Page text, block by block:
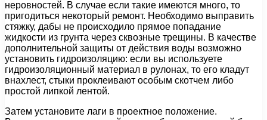
неровностей. В случае если такие имеются много, то
пригодиться некоторый ремонт. Необходимо выправить
стяжку, дабы не происходило прямое попадание
жидкости из грунта через сквозные трещины. В качестве
дополнительной защиты от действия воды возможно
установить гидроизоляцию: если вы используете
гидроизоляционный материал в рулонах, то его кладут
внахлест, стыки проклеивают особым скотчем либо
простой липкой лентой.
Затем установите лаги в проектное положение.